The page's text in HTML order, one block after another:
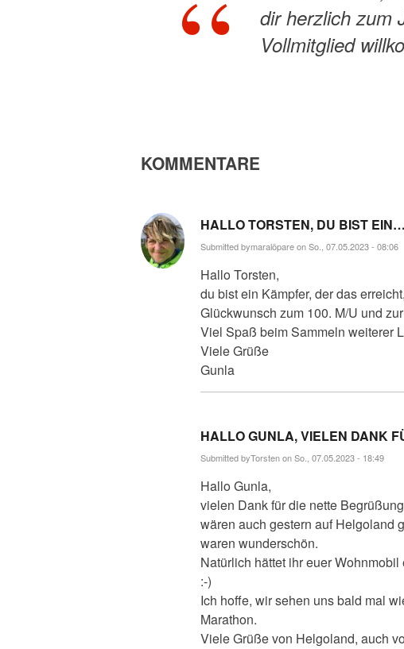
dir herzlich zum
Vollmitglied
KOMMENTARE
HALLO TORSTEN, DU BIST EIN…
Submitted bymaralöpareon So., 07.05.2023 - 08:06
Hallo Torsten,
du bist ein Kämpfer, der das
Glückwunsch zum 100. M/U und
Viel Spaß beim Sammeln weiterer
Viele Grüße
Gunla
HALLO GUNLA, VIELEN DANK
Submitted byTorstenon So., 07.05.2023 - 18:49
auf
Hallo
Torsten,
du
bist
ein…
von
maralöpare
Hallo Gunla,
vielen Dank für die nette
wären auch gestern auf Helgoland
waren wunderschön.
Natürlich hättet ihr euer
:-)
Ich hoffe, wir sehen uns bald mal
Marathon.
Viele Grüße von Helgoland, auch